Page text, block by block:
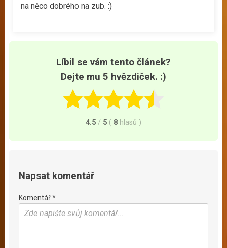
na něco dobrého na zub. :)
Líbil se vám tento článek?
Dejte mu 5 hvězdiček. :)
4.5 / 5 ( 8 hlasů )
Napsat komentář
Komentář *